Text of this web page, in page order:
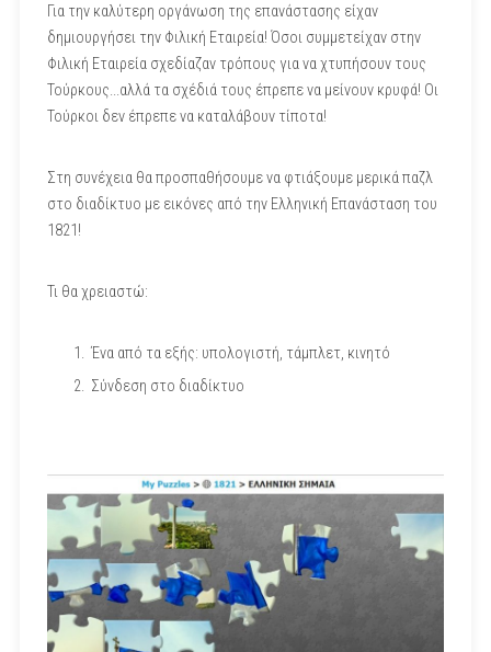
Για την καλύτερη οργάνωση της επανάστασης είχαν
δημιουργήσει την Φιλική Εταιρεία! Όσοι συμμετείχαν στην
Φιλική Εταιρεία σχεδίαζαν τρόπους για να χτυπήσουν τους
Τούρκους...αλλά τα σχέδιά τους έπρεπε να μείνουν κρυφά! Οι
Τούρκοι δεν έπρεπε να καταλάβουν τίποτα!
Στη συνέχεια θα προσπαθήσουμε να φτιάξουμε μερικά παζλ
στο διαδίκτυο με εικόνες από την Ελληνική Επανάσταση του
1821!
Τι θα χρειαστώ:
Ένα από τα εξής: υπολογιστή, τάμπλετ, κινητό
Σύνδεση στο διαδίκτυο